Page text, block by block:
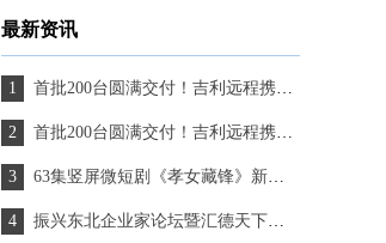
最新资讯
首批200台圆满交付！吉利远程携手深圳鲜途落地千台冷藏车战略合作，共启绿色冷链新篇
首批200台圆满交付！吉利远程携手深圳鲜途落地千台冷藏车战略合作，共启绿色冷链新篇
63集竖屏微短剧《孝女藏锋》新闻发布会在京举行
振兴东北企业家论坛暨汇德天下群英荟启动盛典活动成功举办